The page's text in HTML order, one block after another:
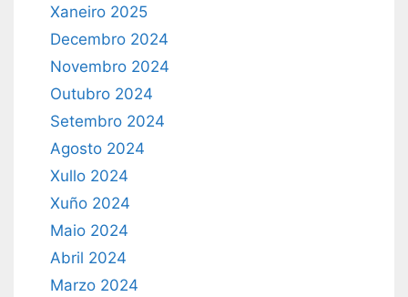
Xaneiro 2025
Decembro 2024
Novembro 2024
Outubro 2024
Setembro 2024
Agosto 2024
Xullo 2024
Xuño 2024
Maio 2024
Abril 2024
Marzo 2024